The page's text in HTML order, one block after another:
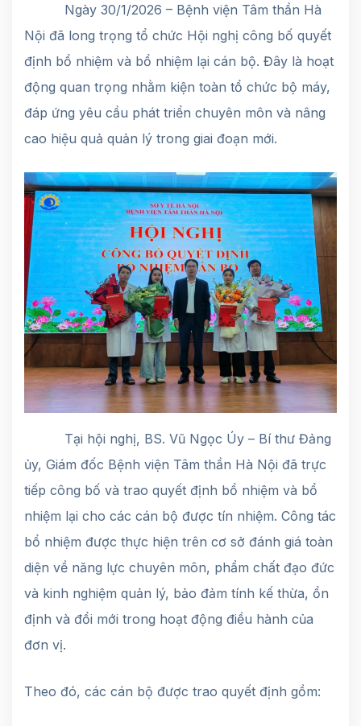
Ngày 30/1/2026 – Bệnh viện Tâm thần Hà
Nội đã long trọng tổ chức Hội nghị công bố quyết
định bổ nhiệm và bổ nhiệm lại cán bộ. Đây là hoạt
động quan trọng nhằm kiện toàn tổ chức bộ máy,
đáp ứng yêu cầu phát triển chuyên môn và nâng
cao hiệu quả quản lý trong giai đoạn mới.
Tại hội nghị, BS. Vũ Ngọc Úy – Bí thư Đảng
ủy, Giám đốc Bệnh viện Tâm thần Hà Nội đã trực
tiếp công bố và trao quyết định bổ nhiệm và bổ
nhiệm lại cho các cán bộ được tín nhiệm. Công tác
bổ nhiệm được thực hiện trên cơ sở đánh giá toàn
diện về năng lực chuyên môn, phẩm chất đạo đức
và kinh nghiệm quản lý, bảo đảm tính kế thừa, ổn
định và đổi mới trong hoạt động điều hành của
đơn vị.
Theo đó, các cán bộ được trao quyết định gồm: